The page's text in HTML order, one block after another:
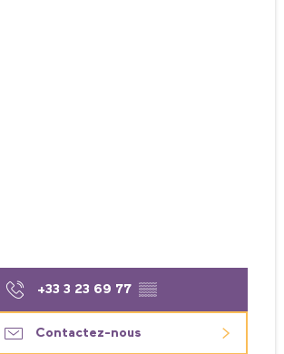
+33 3 23 69 77 ▒▒
Contactez-nous